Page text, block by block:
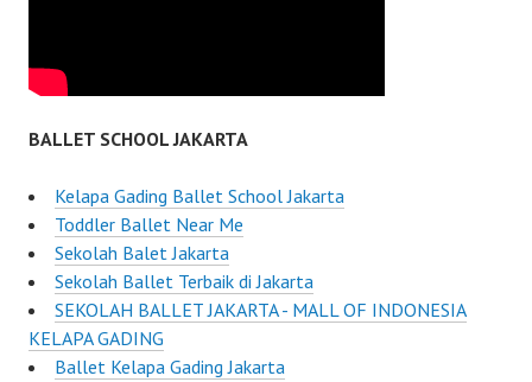
BALLET SCHOOL JAKARTA
Kelapa Gading Ballet School Jakarta
Toddler Ballet Near Me
Sekolah Balet Jakarta
Sekolah Ballet Terbaik di Jakarta
SEKOLAH BALLET JAKARTA - MALL OF INDONESIA
KELAPA GADING
Ballet Kelapa Gading Jakarta